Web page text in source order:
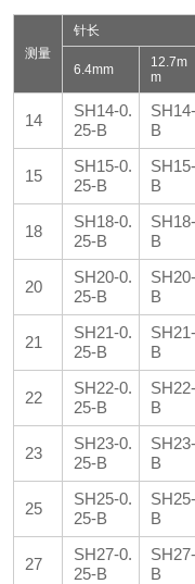
测量
针长
6.4mm
12.7m
m
14
SH14-0.
25-B
SH14-
B
15
SH15-0.
25-B
SH15-
B
18
SH18-0.
25-B
SH18-
B
20
SH20-0.
25-B
SH20-
B
21
SH21-0.
25-B
SH21-
B
22
SH22-0.
25-B
SH22-
B
23
SH23-0.
25-B
SH23-
B
25
SH25-0.
25-B
SH25-
B
27
SH27-0.
25-B
SH27-
B